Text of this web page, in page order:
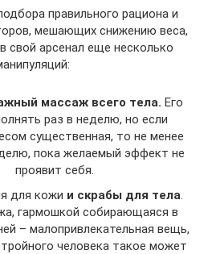
правильного рациона и
мешающих снижению веса,
свой арсенал еще несколько
массаж всего тела. Его
раз в неделю, но если
существенная, то не менее
пока желаемый эффект не
проявит себя.
для кожи и скрабы для тела.
гармошкой собирающаяся в
– малопривлекательная вещь,
человека такое может